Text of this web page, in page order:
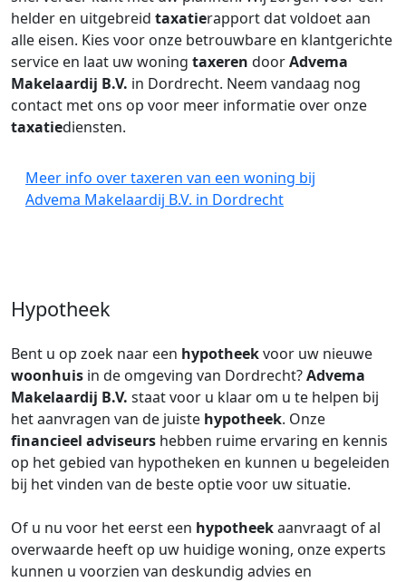
helder en uitgebreid taxatierapport dat voldoet aan
alle eisen. Kies voor onze betrouwbare en klantgerichte
service en laat uw woning taxeren doorAdvema
Makelaardij B.V. in Dordrecht. Neem vandaag nog
contact met ons op voor meer informatie over onze
taxatiediensten.
Meer info over taxeren van een woning bij
Advema Makelaardij B.V. in Dordrecht
Hypotheek
Bent u op zoek naar een hypotheekvoor uw nieuwe
woonhuis in de omgeving van Dordrecht?Advema
Makelaardij B.V. staat voor u klaar om u te helpen bij
het aanvragen van de juiste hypotheek. Onze
financieel adviseurs hebben ruime ervaring en kennis
op het gebied van hypotheken en kunnen u begeleiden
bij het vinden van de beste optie voor uw situatie.
Of u nu voor het eerst een hypotheekaanvraagt of al
overwaarde heeft op uw huidige woning, onze experts
kunnen u voorzien van deskundig advies en